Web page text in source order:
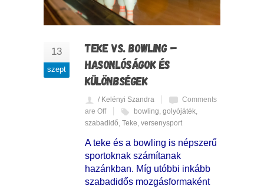
13
szept
TEKE VS. BOWLING –
HASONLÓSÁGOK ÉS
KÜLÖNBSÉGEK
/ Kelényi Szandra
Comments
are Off
bowling, golyójáték,
szabadidő, Teke, versenysport
A teke és a bowling is népszerű
sportoknak számítanak
hazánkban. Míg utóbbi inkább
szabadidős mozgásformaként